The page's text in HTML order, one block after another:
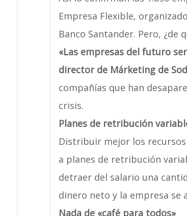
Empresa Flexible,
Banco Santander. Pero, ¿de
«Las empresas del futuro
director de Márketing de
compañías que han
crisis.
Planes de retribución
Distribuir mejor los recursos
a planes de retribución
detraer del salario una
dinero neto y la empresa se
Nada de «café para todos»